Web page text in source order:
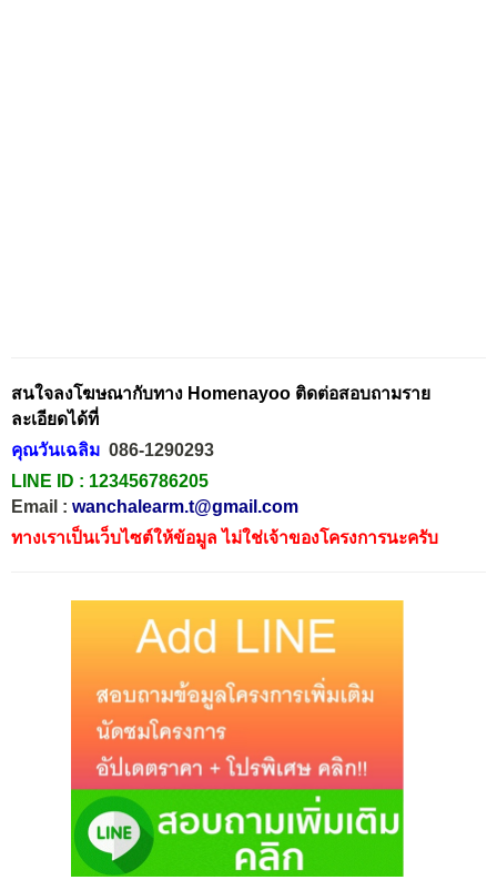
สนใจลงโฆษณากับทาง Homenayoo ติดต่อสอบถามราย
ละเอียดได้ที่
คุณวันเฉลิม 086-1290293
LINE ID : 123456786205
Email : wanchalearm.t@gmail.com
ทางเราเป็นเว็บไซต์ให้ข้อมูล ไม่ใช่เจ้าของโครงการนะครับ